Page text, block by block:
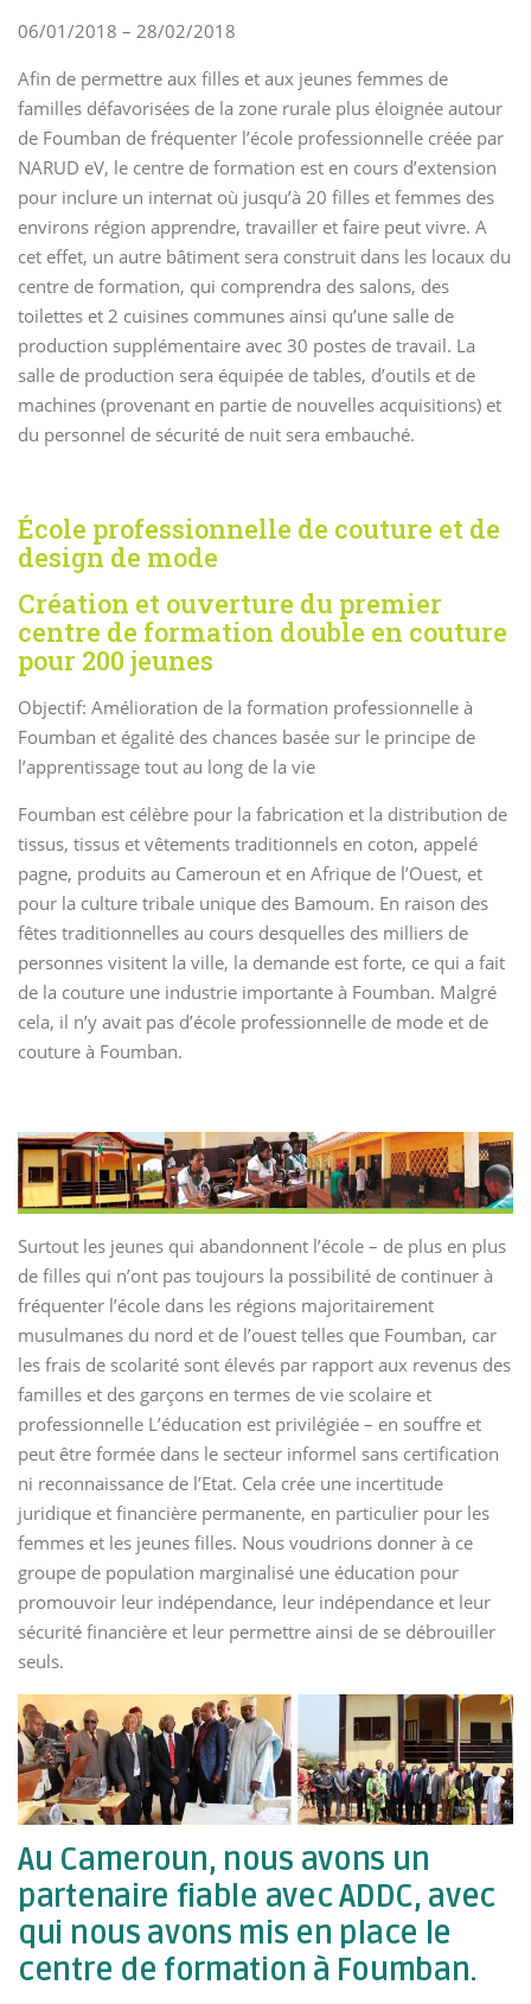
06/01/2018 – 28/02/2018
Afin de permettre aux filles et aux jeunes femmes de
familles défavorisées de la zone rurale plus éloignée autour
de Foumban de fréquenter l’école professionnelle créée par
NARUD eV, le centre de formation est en cours d’extension
pour inclure un internat où jusqu’à 20 filles et femmes des
environs région apprendre, travailler et faire peut vivre. A
cet effet, un autre bâtiment sera construit dans les locaux du
centre de formation, qui comprendra des salons, des
toilettes et 2 cuisines communes ainsi qu’une salle de
production supplémentaire avec 30 postes de travail. La
salle de production sera équipée de tables, d’outils et de
machines (provenant en partie de nouvelles acquisitions) et
du personnel de sécurité de nuit sera embauché.
École professionnelle de couture et de
design de mode
Création et ouverture du premier
centre de formation double en couture
pour 200 jeunes
Objectif: Amélioration de la formation professionnelle à
Foumban et égalité des chances basée sur le principe de
l’apprentissage tout au long de la vie
Foumban est célèbre pour la fabrication et la distribution de
tissus, tissus et vêtements traditionnels en coton, appelé
pagne, produits au Cameroun et en Afrique de l’Ouest, et
pour la culture tribale unique des Bamoum. En raison des
fêtes traditionnelles au cours desquelles des milliers de
personnes visitent la ville, la demande est forte, ce qui a fait
de la couture une industrie importante à Foumban. Malgré
cela, il n’y avait pas d’école professionnelle de mode et de
couture à Foumban.
Surtout les jeunes qui abandonnent l’école – de plus en plus
de filles qui n’ont pas toujours la possibilité de continuer à
fréquenter l’école dans les régions majoritairement
musulmanes du nord et de l’ouest telles que Foumban, car
les frais de scolarité sont élevés par rapport aux revenus des
familles et des garçons en termes de vie scolaire et
professionnelle L’éducation est privilégiée – en souffre et
peut être formée dans le secteur informel sans certification
ni reconnaissance de l’Etat. Cela crée une incertitude
juridique et financière permanente, en particulier pour les
femmes et les jeunes filles. Nous voudrions donner à ce
groupe de population marginalisé une éducation pour
promouvoir leur indépendance, leur indépendance et leur
sécurité financière et leur permettre ainsi de se débrouiller
seuls.
Au Cameroun, nous avons un
partenaire fiable avec ADDC, avec
qui nous avons mis en place le
centre de formation à Foumban.